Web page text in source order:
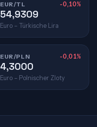
EUR/TL -0,10%
54,9309
Euro – Türkische Lira
EUR/PLN -0,01%
4,3000
Euro – Polnischer Zloty